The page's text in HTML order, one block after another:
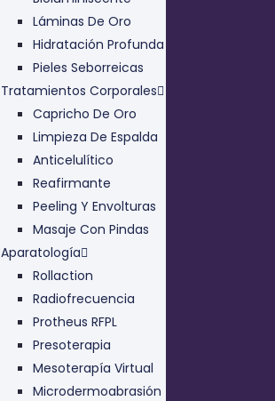
Láminas De Oro
Hidratación Profunda
Pieles Seborreicas
Tratamientos Corporales
Capricho De Oro
Limpieza De Espalda
Anticelulítico
Reafirmante
Peeling Y Envolturas
Masaje Con Pindas
Aparatología
Rollaction
Radiofrecuencia
Protheus RFPL
Presoterapia
Mesoterapía Virtual
Microdermoabrasión